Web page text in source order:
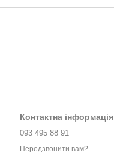
Контактна інформація
093 495 88 91
Передзвонити вам?